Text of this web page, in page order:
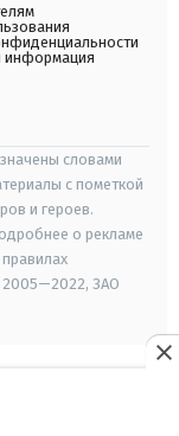
информация
словами
с пометкой
и героев.
о рекламе
2005—2022, ЗАО